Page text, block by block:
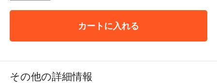
カートに入れる
その他の詳細情報